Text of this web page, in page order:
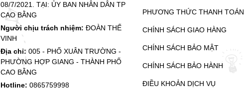
08/7/2021. TẠI: ỦY BAN NHÂN DÂN TP
CAO BẰNG
Người chịu trách nhiệm: ĐOÀN THẾ
VINH
Địa chỉ: 005 - PHỐ XUÂN TRƯỜNG -
PHƯỜNG HỢP GIANG - THÀNH PHỐ
CAO BẰNG
Hotline: 0865759998
PHƯƠNG THỨC THANH TOÁN
CHÍNH SÁCH GIAO HÀNG
CHÍNH SÁCH BẢO MẬT
CHÍNH SÁCH BẢO HÀNH
ĐIỀU KHOẢN DỊCH VỤ